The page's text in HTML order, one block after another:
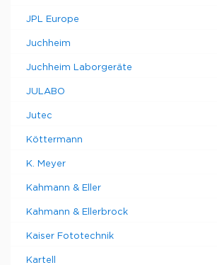
JPL Europe
Juchheim
Juchheim Laborgeräte
JULABO
Jutec
Köttermann
K. Meyer
Kahmann & Eller
Kahmann & Ellerbrock
Kaiser Fototechnik
Kartell